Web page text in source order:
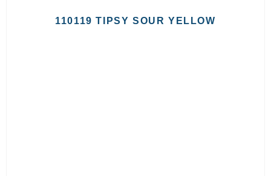
110119 TIPSY SOUR YELLOW